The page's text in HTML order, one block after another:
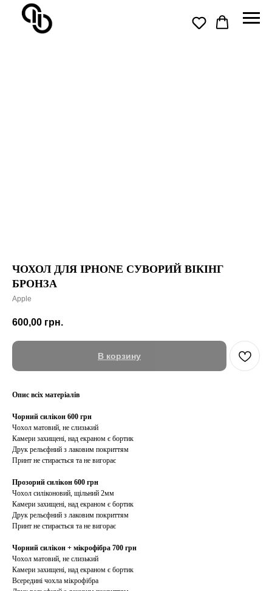
ЧОХОЛ ДЛЯ IPHONE СУВОРИЙ ВІКІНГ
БРОНЗА
Apple
600,00 грн.
В корзину
Опис всіх матеріалів
Чорний силікон 600 грн
Чохол матовий, не слизький
Камери захищені, над екраном є бортик
Друк рельєфний з лаковим покриттям
Принт не стирається та не вигорає
Прозорий силікон 600 грн
Чохол силіконовий, щільний 2мм
Камери захищені, над екраном є бортик
Друк рельєфний з лаковим покриттям
Принт не стирається та не вигорає
Чорний силікон + мікрофібра 700 грн
Чохол матовий, не слизький
Камери захищені, над екраном є бортик
Всередині чохла мікрофібра